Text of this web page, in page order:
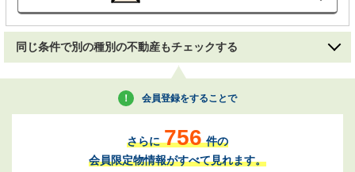
同じ条件で別の種別の不動産もチェックする
会員登録をすることで
さらに 756 件の
会員限定物情報がすべて見れます。